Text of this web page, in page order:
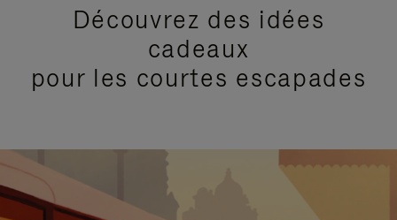
Découvrez des idées
cadeaux
pour les courtes escapades